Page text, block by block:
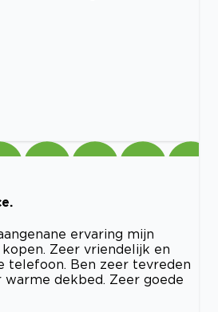
ervaring mijn
Zeer vriendelijk en
telefoon. Ben zeer tevreden
dekbed. Zeer goede